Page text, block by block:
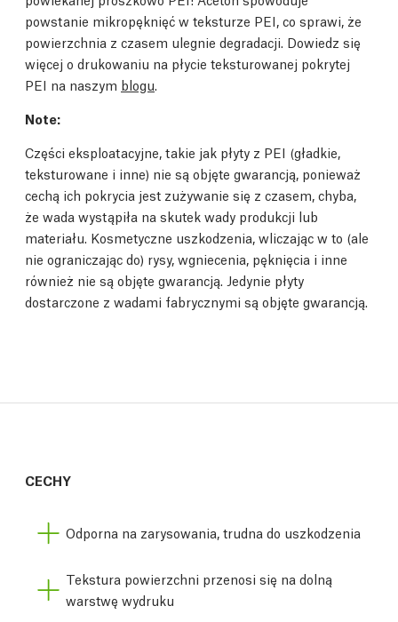
powstanie mikropęknięć w teksturze PEI, co sprawi, że
powierzchnia z czasem ulegnie degradacji. Dowiedz się
więcej o drukowaniu na płycie teksturowanej pokrytej
PEI na naszym blogu.
Note:
Części eksploatacyjne, takie jak płyty z PEI (gładkie,
teksturowane i inne) nie są objęte gwarancją, ponieważ
cechą ich pokrycia jest zużywanie się z czasem, chyba,
że wada wystąpiła na skutek wady produkcji lub
materiału. Kosmetyczne uszkodzenia, wliczając w to (ale
nie ograniczając do) rysy, wgniecenia, pęknięcia i inne
również nie są objęte gwarancją. Jedynie płyty
dostarczone z wadami fabrycznymi są objęte gwarancją.
CECHY
Odporna na zarysowania, trudna do uszkodzenia
Tekstura powierzchni przenosi się na dolną
warstwę wydruku